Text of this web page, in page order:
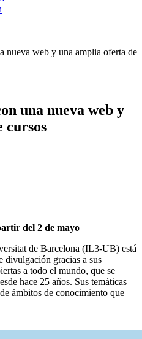
nueva web y una amplia oferta de
una nueva web y
cursos
del 2 de mayo
de Barcelona (IL3-UB) está
divulgación gracias a sus
a todo el mundo, que se
hace 25 años. Sus temáticas
ámbitos de conocimiento que